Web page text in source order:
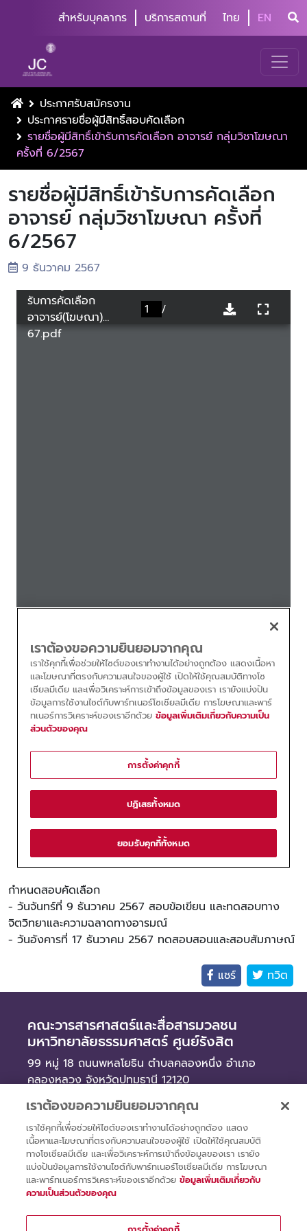
สำหรับบุคลากร บริการสถานที่ ไทย EN
ประกาศรับสมัครงาน
ประกาศรายชื่อผู้มีสิทธิ์สอบคัดเลือก
รายชื่อผู้มีสิทธิ์เข้ารับการคัดเลือก อาจารย์ กลุ่มวิชาโฆษณา
ครั้งที่ 6/2567
รายชื่อผู้มีสิทธิ์เข้ารับการคัดเลือก
อาจารย์ กลุ่มวิชาโฆษณา ครั้งที่
6/2567
9 ธันวาคม 2567
กำหนดสอบคัดเลือก
- วันจันทร์ที่ 9 ธันวาคม 2567 สอบข้อเขียน และทดสอบทาง
จิตวิทยาและความฉลาดทางอารมณ์
- วันอังคารที่ 17 ธันวาคม 2567 ทดสอบสอนและสอบสัมภาษณ์
แชร์ ทวิต
คณะวารสารศาสตร์และสื่อสารมวลชน
มหาวิทยาลัยธรรมศาสตร์ ศูนย์รังสิต
99 หมู่ 18 ถนนพหลโยธิน ตำบลคลองหนึ่ง อำเภอ
คลองหลวง จังหวัดปทุมธานี 12120
ข่าว
จัดซื้อจัดจ้าง
รับสมัครงาน
เราต้องขอความยินยอมจากคุณ
เราใช้คุกกี้เพื่อช่วยให้ไซต์ของเราทำงานได้อย่างถูกต้อง แสดง
เนื้อหาและโฆษณาที่ตรงกับความสนใจของผู้ใช้ เปิดให้ใช้คุณสมบัติ
ทางโซเชียลมีเดีย และเพื่อวิเคราะห์การเข้าถึงข้อมูลของเรา เรายัง
แบ่งปันข้อมูลการใช้งานไซต์กับพาร์ทเนอร์โซเชียลมีเดีย การโฆษณา
และพาร์ทเนอร์การวิเคราะห์ของเราอีกด้วย ข้อมูลเพิ่มเติมเกี่ยวกับ
ความเป็นส่วนตัวของคุณ